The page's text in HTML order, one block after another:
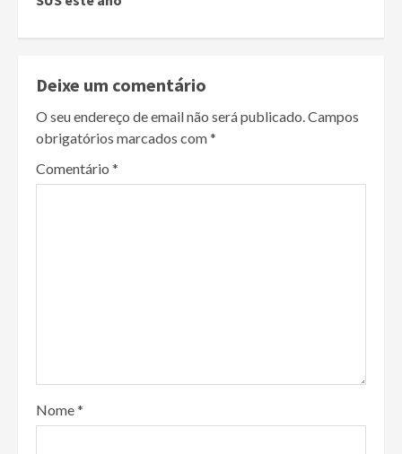
Deixe um comentário
O seu endereço de email não será publicado.Campos
obrigatórios marcados com*
Comentário *
Nome*